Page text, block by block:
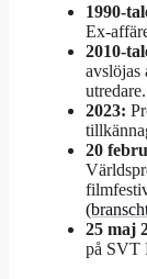
1990-
Ex-
2010-
avslöjas
utredare.
2023:
20
25 maj
på SVT